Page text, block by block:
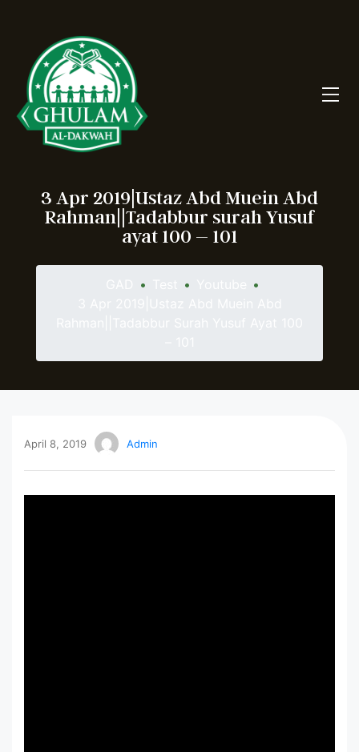
3 Apr 2019|Ustaz Abd Muein Abd
Rahman||Tadabbur surah Yusuf
ayat 100 – 101
• •
•
April 8, 2019 Admin